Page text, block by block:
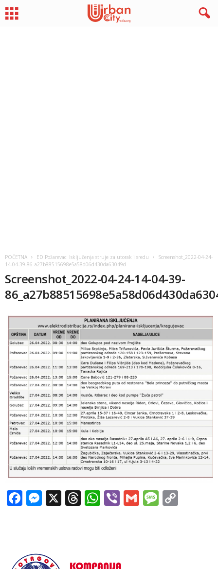
POČETNA ED Požarevac: Isključenja struje za utorak i sredu
Screenshot_2022-04-24-
14-04-39-86_a27b88515698e5a58d06d430da63049d
Screenshot_2022-04-24-14-04-39-
Facebook
Messenger
X Threads
WhatsApp
ViberGmail